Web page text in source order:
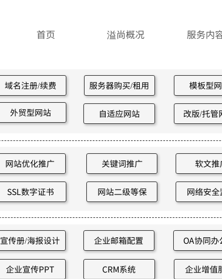
首页 溢尚概况 服务内
改版/托管
自适应网站
域名注册/续费 服务器购买/租用 模板型
外贸型网站
宣传册/海报设计 企业邮箱配置
CRM系统 企业增值
OA协同办
企业宣传PPT
SSL数字证书
网站优化推广 关键词推广 软文推
网站二级等保 网络安全